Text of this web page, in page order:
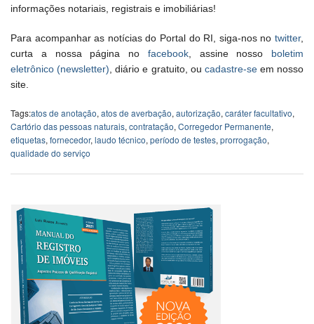
informações notariais, registrais e imobiliárias!
Para acompanhar as notícias do Portal do RI, siga-nos no twitter,
curta a nossa página no facebook, assine nosso boletim
eletrônico (newsletter) , diário e gratuito, ou cadastre-seem nosso
site.
Tags:atos de anotação, atos de averbação, autorização, caráter facultativo,
Cartório das pessoas naturais, contratação, Corregedor Permanente,
etiquetas, fornecedor, laudo técnico, período de testes, prorrogação,
qualidade do serviço